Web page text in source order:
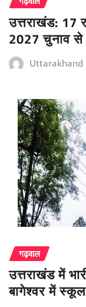
उत्तराखंड: 17
2027 चुनाव से
Uttarakhand
गढ़वाल
उत्तराखंड में
बागेश्वर में